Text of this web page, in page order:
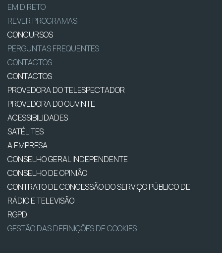
EM DIRETO
REVER PROGRAMAS
CONCURSOS
PERGUNTAS FREQUENTES
CONTACTOS
CONTACTOS
PROVEDORA DO TELESPECTADOR
PROVEDORA DO OUVINTE
ACESSIBILIDADES
SATÉLITES
A EMPRESA
CONSELHO GERAL INDEPENDENTE
CONSELHO DE OPINIÃO
CONTRATO DE CONCESSÃO DO SERVIÇO PÚBLICO DE
RÁDIO E TELEVISÃO
RGPD
GESTÃO DAS DEFINIÇÕES DE COOKIES